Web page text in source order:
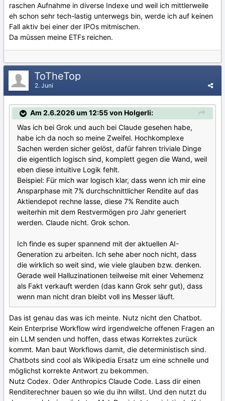
raschen Aufnahme in diverse Indexe und weil ich mittlerweile
eh schon sehr tech-lastig unterwegs bin, werde ich auf keinen
Fall aktiv bei einer der IPOs mitmischen.
Da müssen meine ETFs reichen.
ToTheTop
2. Juni
Am 2.6.2026 um 12:55 von Holgerli:
Was ich bei Grok und auch bei Claude gesehen habe,
habe ich da noch so meine Zweifel. Hochkomplexe
Sachen werden sicher gelöst, dafür fahren triviale Dinge
die eigentlich logisch sind, komplett gegen die Wand, weil
eben diese intuitive Logik fehlt.
Beispiel: Für mich war logisch klar, dass wenn ich mir eine
Ansparphase mit 7% durchschnittlicher Rendite auf das
Aktiendepot rechne lasse, diese 7% Rendite auch
weiterhin mit dem Restvermögen pro Jahr generiert
werden. Claude nicht. Grok schon.
Ich finde es super spannend mit der aktuellen AI-
Generation zu arbeiten. Ich sehe aber noch nicht, dass
die wirklich so weit sind, wie viele glauben bzw. denken.
Gerade weil Halluzinationen teilweise mit einer Vehemenz
als Fakt verkauft werden (das kann Grok sehr gut), dass
wenn man nicht dran bleibt voll ins Messer läuft.
Das ist genau das was ich meinte. Nutz nicht den Chatbot.
Kein Enterprise Workflow wird irgendwelche offenen Fragen an
ein LLM senden und hoffen, dass etwas Korrektes zurück
kommt. Man baut Workflows damit, die deterministisch sind.
Chatbots sind cool als Wikipedia Ersatz um eine schnelle und
möglichst korrekte Antwort zu bekommen.
Nutz Codex. Oder Anthropics Claude Code. Lass dir einen
Renditerechner bauen so wie du ihn willst. Und den nutzt du